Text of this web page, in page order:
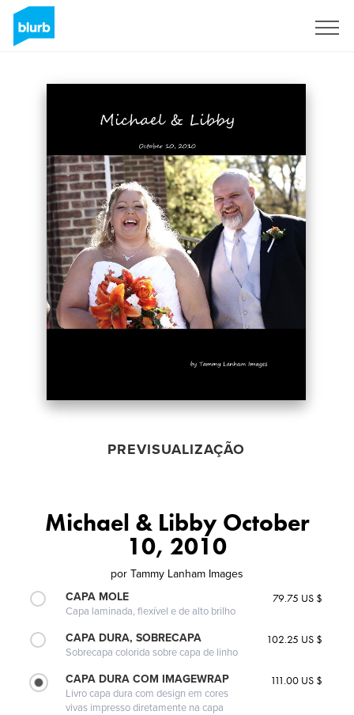
PREVISUALIZAÇÃO
Michael & Libby October
10, 2010
por Tammy Lanham Images
CAPA MOLE
Capa laminada, flexível e de alto brilho
79.75 US $
CAPA DURA, SOBRECAPA
Sobrecapa colorida sobre capa de linho
102.25 US $
CAPA DURA COM IMAGEWRAP
Livro capa dura com design em cores
vivas impresso diretamente na capa
111.00 US $